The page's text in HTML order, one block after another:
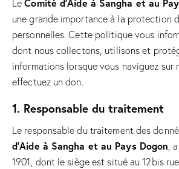
LeComité d’Aide à Sangha et au
une grande importance à la protection
personnelles. Cette politique vous
dont nous collectons, utilisons et
informations lorsque vous naviguez sur
effectuez un don.
1. Responsable du traitement
Le responsable du traitement des
d’Aide à Sangha et au Pays Dogon,
1901, dont le siège est situé au 12bis